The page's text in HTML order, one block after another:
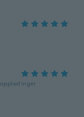
opplastinger